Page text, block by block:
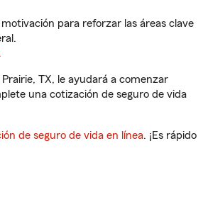
para reforzar las áreas clave
TX, le ayudará a comenzar
una cotización de seguro de vida
de seguro de vida en línea. ¡Es rápido